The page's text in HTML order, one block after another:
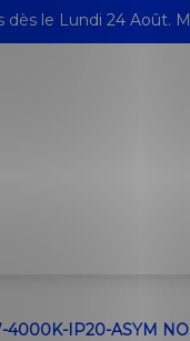
dès le Lundi 24 Août.
4000K-IP20-ASYM